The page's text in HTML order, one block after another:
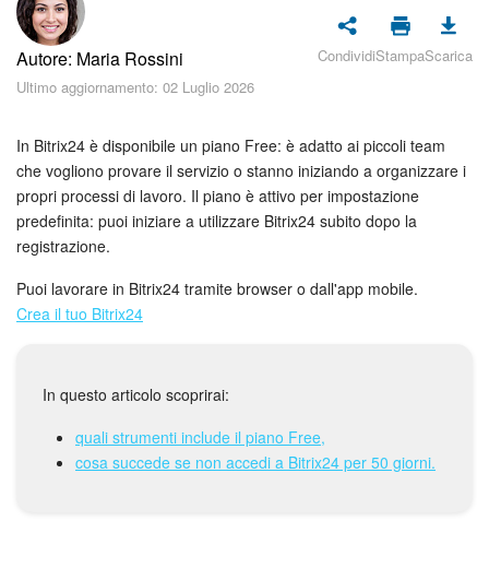
Piani e pagamento
Sicurezza in Bitrix24
CoPilot: IA in Bitrix24
Feed
Messenger
Collab
Calendario
Bitrix24 Drive
Autore: Maria Rossini
Ultimo aggiornamento: 02 Luglio 2026
CondividiStampaScarica
In Bitrix24 è disponibile un piano Free: è adatto ai piccoli team
che vogliono provare il servizio o stanno iniziando a organizzare i
propri processi di lavoro. Il piano è attivo per impostazione
predefinita: puoi iniziare a utilizzare Bitrix24 subito dopo la
registrazione.
Puoi lavorare in Bitrix24 tramite browser o dall'app mobile.
Crea il tuo Bitrix24
In questo articolo scoprirai:
quali strumenti include il piano Free,
cosa succede se non accedi a Bitrix24 per 50 giorni.